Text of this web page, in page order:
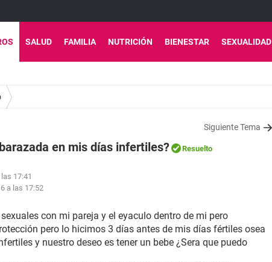
SALUD FAMILIA NUTRICIÓN BIENESTAR SEXUALIDAD
Siguiente Tema
en mis días infertiles? Resuelto
17:41
a las 17:52
con mi pareja y el eyaculo dentro de mi pero
pero lo hicimos 3 días antes de mis días fértiles osea
y nuestro deseo es tener un bebe ¿Sera que puedo